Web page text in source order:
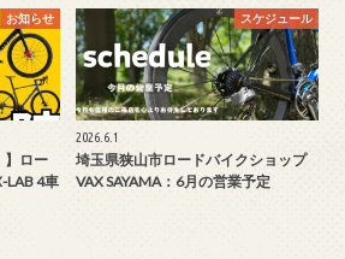
お知らせ
】ロー
LAB 4車
スケジュール
2026.6.1
埼玉県狭山市ロードバイクショップ
VAX SAYAMA：6月の営業予定